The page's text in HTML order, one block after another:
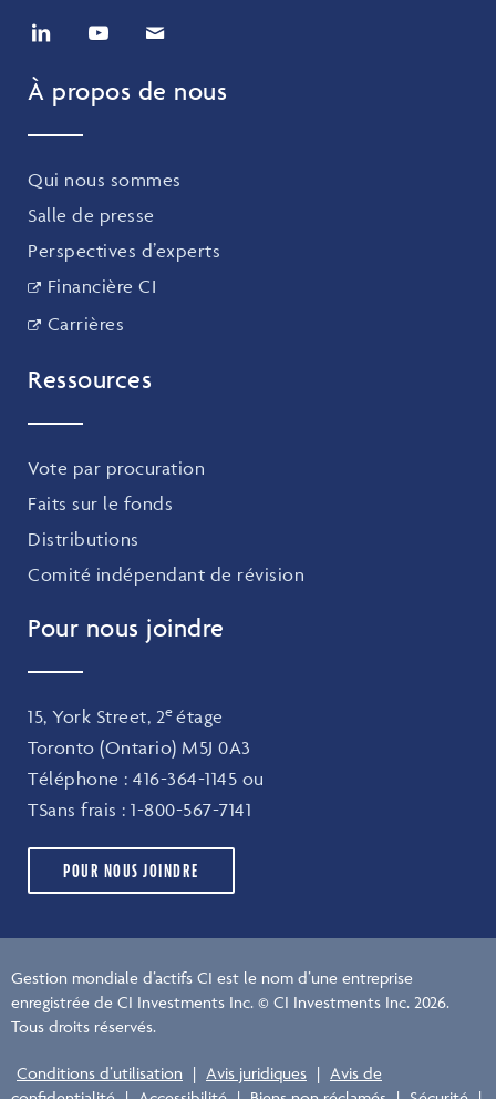
À propos de nous
Qui nous sommes
Salle de presse
Perspectives d’experts
Financière CI
Carrières
Ressources
Vote par procuration
Faits sur le fonds
Distributions
Comité indépendant de révision
Pour nous joindre
15, York Street, 2eétage
Toronto (Ontario) M5J 0A3
Téléphone : 416-364-1145 ou
TSans frais : 1-800-567-7141
POUR NOUS JOINDRE
Gestion mondiale d’actifs CI est le nom d’une entreprise
enregistrée de CI Investments Inc. © CI Investments Inc. 2026.
Tous droits réservés.
Conditions d’utilisation | Avis juridiques | Avis de